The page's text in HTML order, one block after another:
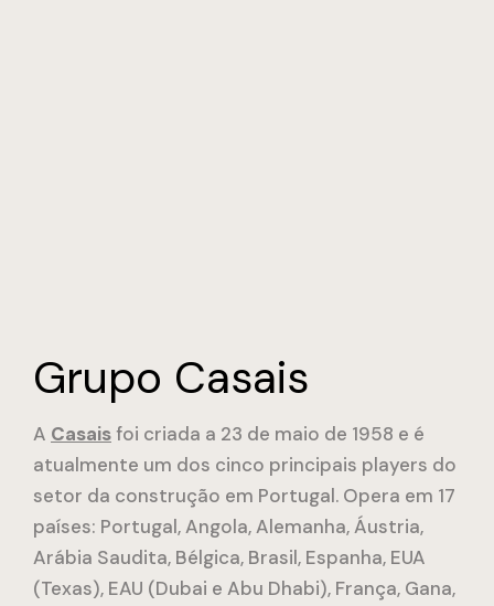
Grupo Casais
A Casaisfoi criada a 23 de maio de 1958 e é
atualmente um dos cinco principais players do
setor da construção em Portugal. Opera em 17
países: Portugal, Angola, Alemanha, Áustria,
Arábia Saudita, Bélgica, Brasil, Espanha, EUA
(Texas), EAU (Dubai e Abu Dhabi), França, Gana,